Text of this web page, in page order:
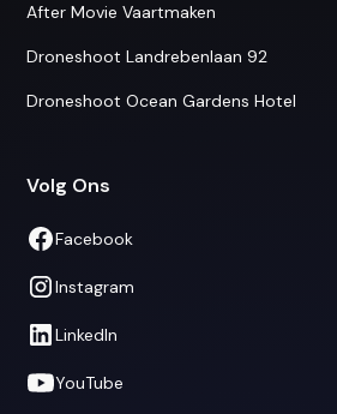
After Movie Vaartmaken
Droneshoot Landrebenlaan 92
Droneshoot Ocean Gardens Hotel
Volg Ons
Facebook
Instagram
LinkedIn
YouTube